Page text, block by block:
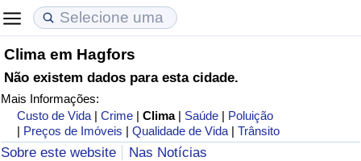
Clima em Hagfors
Não existem dados para esta cidade.
Mais Informações:
Custo de Vida |Crime |Clima | Saúde | Poluição
| Preços de Imóveis |Qualidade de Vida |Trânsito
Sobre este website
Nas Notícias
Custo de Vida
Indicador de Custo de Vida (Atual)
Indicador de Custo de Vida
Preços de Imóveis
Indicador de Preços de Imóveis (Atual)
Indicador de Preços de Imóveis
Qualidade de Vida
Indicador de Qualidade de Vida
Indicador de Qualidade de Vida (Atual)